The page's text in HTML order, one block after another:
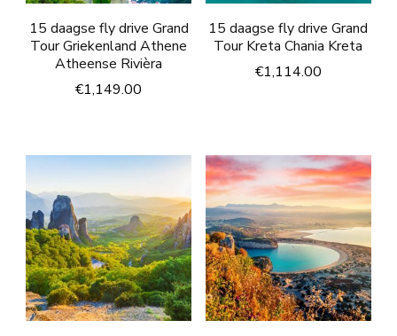
15 daagse fly drive Grand
Tour Griekenland Athene
Atheense Rivièra
€1,149.00
15 daagse fly drive Grand
Tour Kreta Chania Kreta
€1,114.00